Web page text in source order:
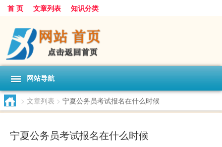
首 页 文章列表 知识分类
网站导航
> 文章列表 > 宁夏公务员考试报名在什么时候
宁夏公务员考试报名在什么时候